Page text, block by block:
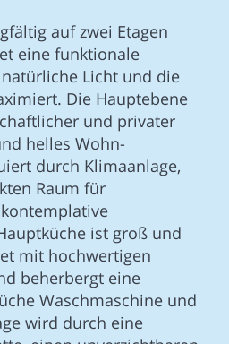
auf zwei Etagen
eine funktionale
Licht und die
Die Hauptebene
und privater
helles Wohn-
durch Klimaanlage,
Raum für
ist groß und
mit hochwertigen
beherbergt eine
Waschmaschine und
wird durch eine